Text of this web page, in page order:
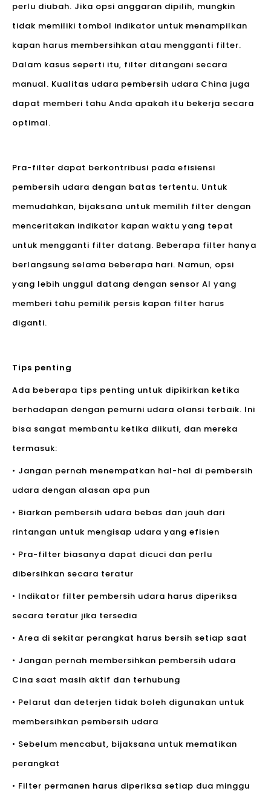
perlu diubah. Jika opsi anggaran dipilih, mungkin
tidak memiliki tombol indikator untuk menampilkan
kapan harus membersihkan atau mengganti filter.
Dalam kasus seperti itu, filter ditangani secara
manual. Kualitas udara pembersih udara China juga
dapat memberi tahu Anda apakah itu bekerja secara
optimal.
Pra-filter dapat berkontribusi pada efisiensi
pembersih udara dengan batas tertentu. Untuk
memudahkan, bijaksana untuk memilih filter dengan
menceritakan indikator kapan waktu yang tepat
untuk mengganti filter datang. Beberapa filter hanya
berlangsung selama beberapa hari. Namun, opsi
yang lebih unggul datang dengan sensor AI yang
memberi tahu pemilik persis kapan filter harus
diganti.
Tips penting
Ada beberapa tips penting untuk dipikirkan ketika
berhadapan dengan pemurni udara olansi terbaik. Ini
bisa sangat membantu ketika diikuti, dan mereka
termasuk:
• Jangan pernah menempatkan hal-hal di pembersih
udara dengan alasan apa pun
• Biarkan pembersih udara bebas dan jauh dari
rintangan untuk mengisap udara yang efisien
• Pra-filter biasanya dapat dicuci dan perlu
dibersihkan secara teratur
• Indikator filter pembersih udara harus diperiksa
secara teratur jika tersedia
• Area di sekitar perangkat harus bersih setiap saat
• Jangan pernah membersihkan pembersih udara
Cina saat masih aktif dan terhubung
• Pelarut dan deterjen tidak boleh digunakan untuk
membersihkan pembersih udara
• Sebelum mencabut, bijaksana untuk mematikan
perangkat
• Filter permanen harus diperiksa setiap dua minggu